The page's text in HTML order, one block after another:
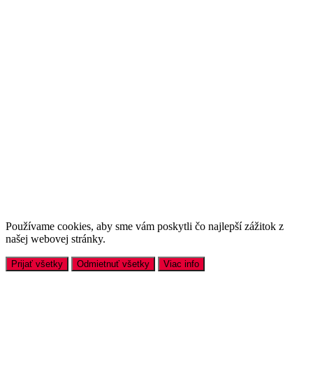
Používame cookies, aby sme vám poskytli čo najlepší zážitok z
našej webovej stránky.
Prijať všetky Odmietnuť všetky Viac info